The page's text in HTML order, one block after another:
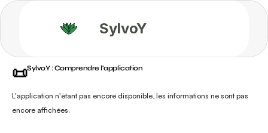
SylvoY
📜SylvoY : Comprendre l'application
L'application n'étant pas encore disponible, les informations ne sont pas
encore affichées.